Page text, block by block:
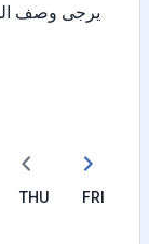
يرجى وصف
THU FRI